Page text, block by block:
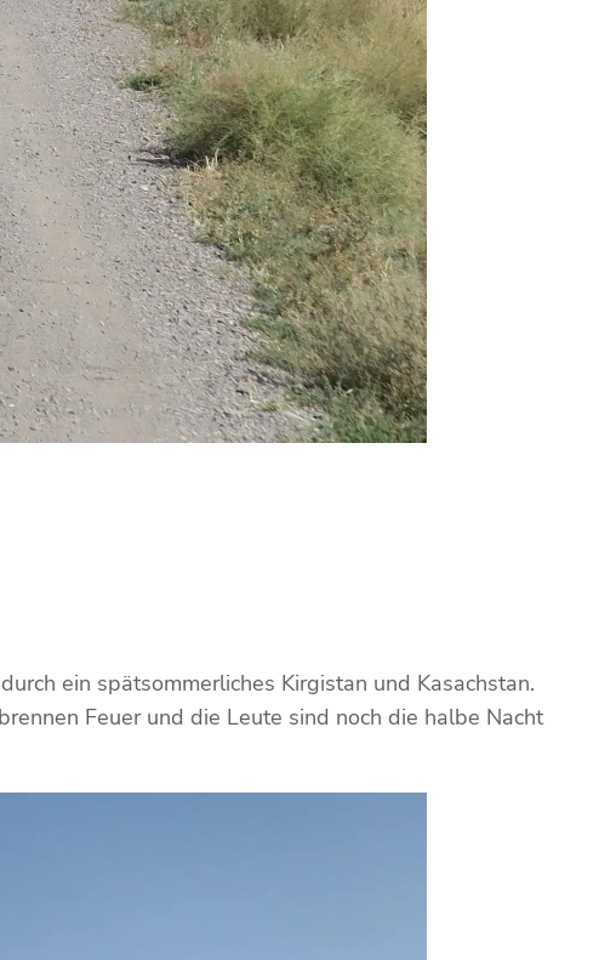
ein spätsommerliches Kirgistan und Kasachstan.
Feuer und die Leute sind noch die halbe Nacht